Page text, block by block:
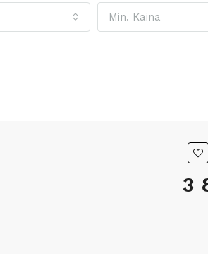
Min. Kaina
3